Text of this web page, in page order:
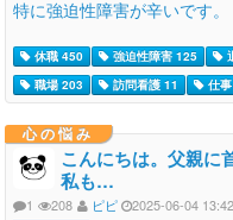
特に強迫性障害が辛いです
休職 450 強迫性障害 125
職場 203
訪問看護 11 仕
心の悩み
こんにちは。父親に
私も…
1 208 ピピ 2025-06-04 13:42